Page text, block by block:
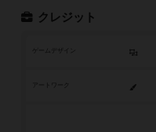
クレジット
ゲームデザイン
アートワーク